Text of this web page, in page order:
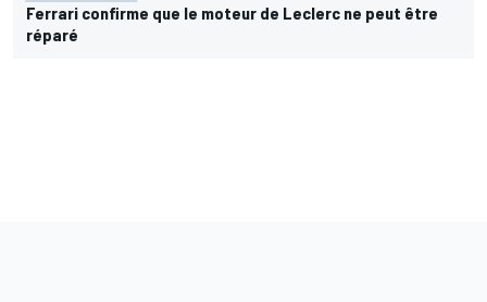
Ferrari confirme que le moteur de Leclerc ne peut être
réparé